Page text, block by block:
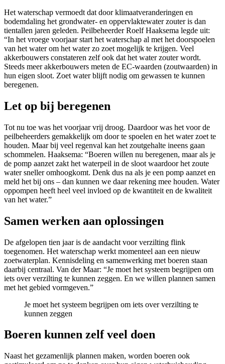
Het waterschap vermoedt dat door klimaatveranderingen en
bodemdaling het grondwater- en oppervlaktewater zouter is dan
tientallen jaren geleden. Peilbeheerder Roelf Haaksema legde uit:
“In het vroege voorjaar start het waterschap al met het doorspoelen
van het water om het water zo zoet mogelijk te krijgen. Veel
akkerbouwers constateren zelf ook dat het water zouter wordt.
Steeds meer akkerbouwers meten de EC-waarden (zoutwaarden) in
hun eigen sloot. Zoet water blijft nodig om gewassen te kunnen
beregenen.
Let op bij beregenen
Tot nu toe was het voorjaar vrij droog. Daardoor was het voor de
peilbeheerders gemakkelijk om door te spoelen en het water zoet te
houden. Maar bij veel regenval kan het zoutgehalte ineens gaan
schommelen. Haaksema: “Boeren willen nu beregenen, maar als je
de pomp aanzet zakt het waterpeil in de sloot waardoor het zoute
water sneller omhoogkomt. Denk dus na als je een pomp aanzet en
meld het bij ons – dan kunnen we daar rekening mee houden. Water
oppompen heeft heel veel invloed op de kwantiteit en de kwaliteit
van het water.”
Samen werken aan oplossingen
De afgelopen tien jaar is de aandacht voor verzilting flink
toegenomen. Het waterschap werkt momenteel aan een nieuw
zoetwaterplan. Kennisdeling en samenwerking met boeren staan
daarbij centraal. Van der Maar: “Je moet het systeem begrijpen om
iets over verzilting te kunnen zeggen. En we willen plannen samen
met het gebied vormgeven.”
Je moet het systeem begrijpen om iets over verzilting te
kunnen zeggen
Boeren kunnen zelf veel doen
Naast het gezamenlijk plannen maken, worden boeren ook